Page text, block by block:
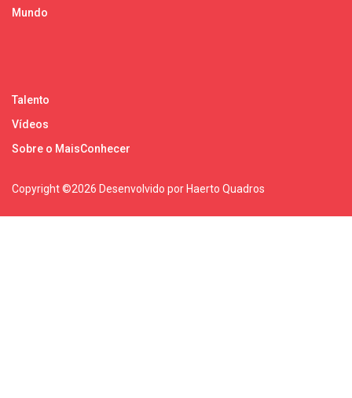
Mundo
Talento
Vídeos
Sobre o MaisConhecer
Copyright ©2026 Desenvolvido por Haerto Quadros